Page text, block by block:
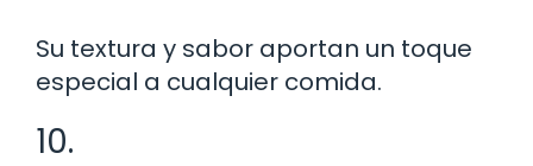
Su textura y sabor aportan un toque
especial a cualquier comida.
10.